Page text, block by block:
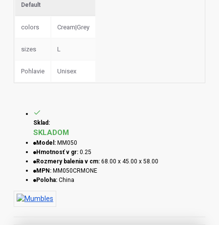
Default
colors Cream|Grey
sizes L
Pohlavie Unisex
Sklad:
SKLADOM
Model: MM050
Hmotnosť v gr: 0.25
Rozmery balenia v cm: 68.00 x 45.00 x 58.00
MPN: MM050CRMONE
Poloha: China